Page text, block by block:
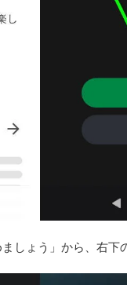
ょう」から、右下